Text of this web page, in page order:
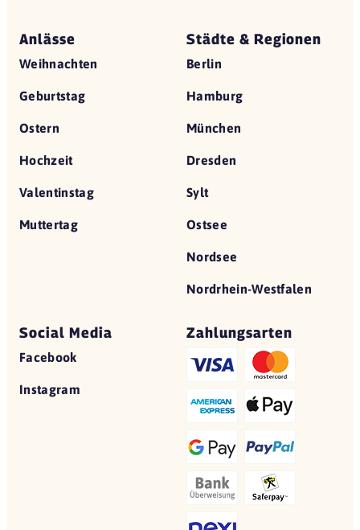
Anlässe
Weihnachten
Geburtstag
Ostern
Hochzeit
Valentinstag
Muttertag
Städte & Regionen
Berlin
Hamburg
München
Dresden
Sylt
Ostsee
Nordsee
Nordrhein-Westfalen
Social Media
Facebook
Instagram
Zahlungsarten